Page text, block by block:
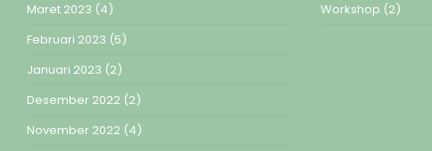
Maret 2023 (4)
Februari 2023 (5)
Januari 2023 (2)
Desember 2022 (2)
November 2022 (4)
Workshop (2)